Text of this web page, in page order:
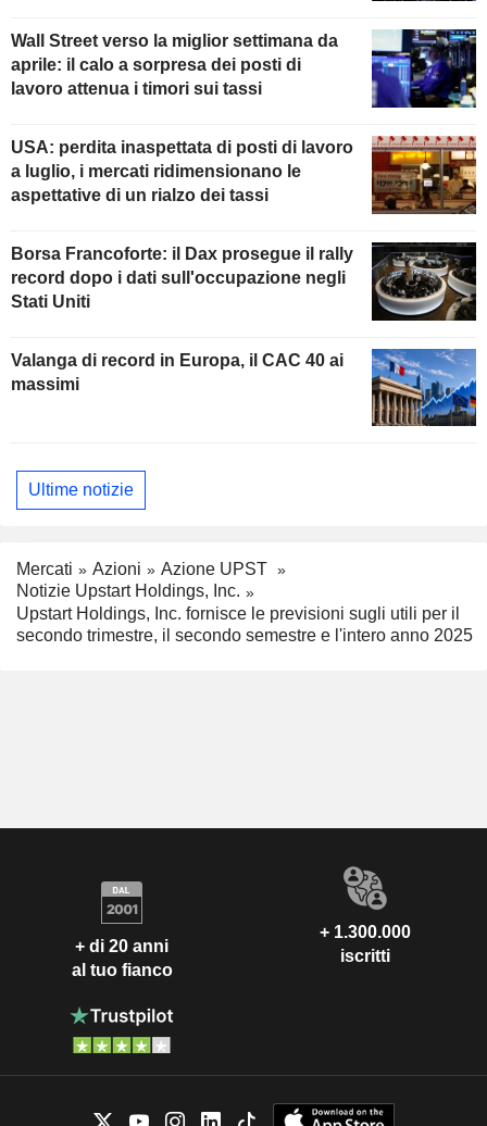
Wall Street verso la miglior settimana da
aprile: il calo a sorpresa dei posti di
lavoro attenua i timori sui tassi
USA: perdita inaspettata di posti di lavoro
a luglio, i mercati ridimensionano le
aspettative di un rialzo dei tassi
Borsa Francoforte: il Dax prosegue il rally
record dopo i dati sull'occupazione negli
Stati Uniti
Valanga di record in Europa, il CAC 40 ai
massimi
Ultime notizie
Mercati Azioni
Azione UPST
Notizie Upstart Holdings, Inc.
Upstart Holdings, Inc. fornisce le previsioni sugli utili per il
secondo trimestre, il secondo semestre e l'intero anno 2025
+ di 20 anni
al tuo fianco
+ 1.300.000
iscritti